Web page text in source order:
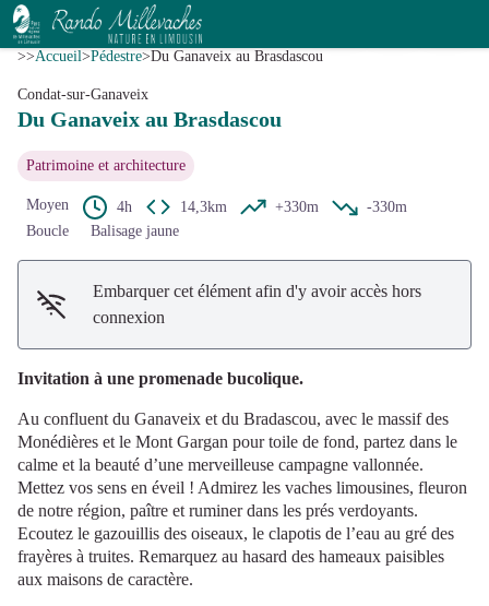
Du Ganaveix au Brasdascou
Office de tourisme du Pays d'Uzerche
>>Accueil>Pédestre>Du Ganaveix au Brasdascou
Condat-sur-Ganaveix
Du Ganaveix au Brasdascou
Patrimoine et architecture
Moyen 4h 14,3km +330m
-330m
Boucle
Balisage jaune
Embarquer cet élément afin d'y avoir accès hors
connexion
Invitation à une promenade bucolique.
Au confluent du Ganaveix et du Bradascou, avec le massif des
Monédières et le Mont Gargan pour toile de fond, partez dans le
calme et la beauté d’une merveilleuse campagne vallonnée.
Mettez vos sens en éveil ! Admirez les vaches limousines, fleuron
de notre région, paître et ruminer dans les prés verdoyants.
Ecoutez le gazouillis des oiseaux, le clapotis de l’eau au gré des
frayères à truites. Remarquez au hasard des hameaux paisibles
aux maisons de caractère.